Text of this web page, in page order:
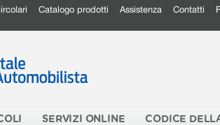
Catalogo prodotti Assistenza Contatti
SERVIZI ONLINE CODICE